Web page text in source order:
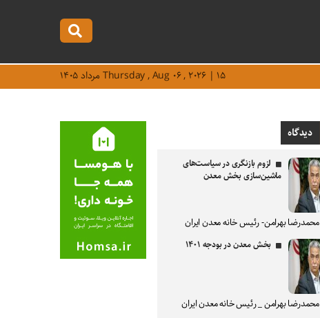
Thursday , Aug ۰۶ , ۲۰۲۶ | ۱۵ مرداد ۱۴۰۵
دیدگاه
لزوم بازنگری در سیاست‌های
ماشین‌سازی بخش معدن
محمدرضا بهرامن- رئیس خانه معدن ایران
بخش معدن در بودجه ۱۴۰۱
محمدرضا بهرامن _ رئیس خانه معدن ایران